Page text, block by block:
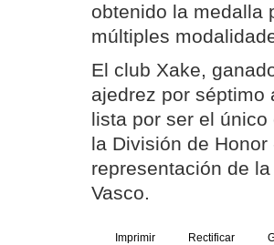
obtenido la medalla
múltiples
El club Xake,
ajedrez por séptimo
lista por ser el
la División de
representación de
Vasco.
Imprimir Rectificar